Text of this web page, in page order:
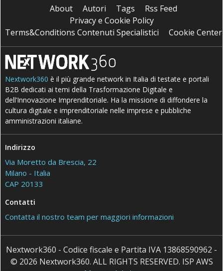
About Autori Tags
Rss Feed
Privacy e Cookie Policy
Terms&Conditions Contenuti Specialistici
Cookie Center
Nextwork360 è il più grande network in Italia di testate e portali
B2B dedicati ai temi della Trasformazione Digitale e
dell’Innovazione Imprenditoriale. Ha la missione di diffondere la
cultura digitale e imprenditoriale nelle imprese e pubbliche
amministrazioni italiane.
Indirizzo
Via Moretto da Brescia, 22
Milano - Italia
CAP 20133
Contatti
Contatta il nostro team per maggiori informazioni
Nextwork360 - Codice fiscale e Partita IVA 13868590962 -
© 2026 Nextwork360. ALL RIGHTS RESERVED. ISP AWS